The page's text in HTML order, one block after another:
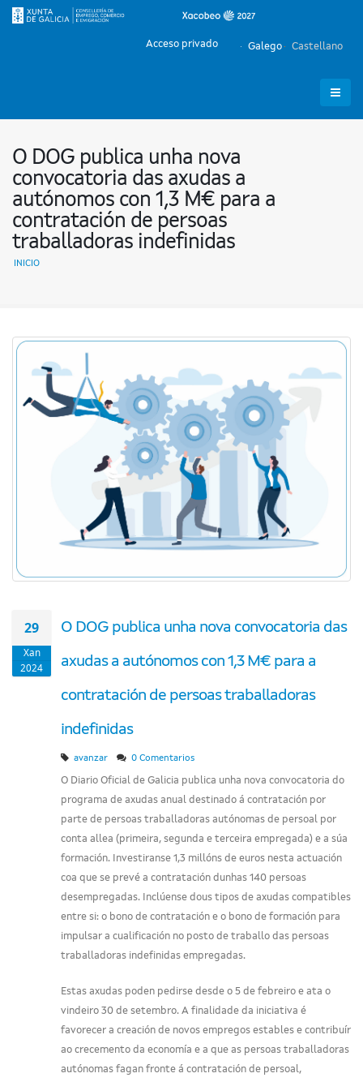
Galego Castellano
Acceso privado
O DOG publica unha nova
convocatoria das axudas a
autónomos con 1,3 M€ para a
contratación de persoas
traballadoras indefinidas
INICIO
29
Xan
2024
O DOG publica unha nova convocatoria das
axudas a autónomos con 1,3 M€ para a
contratación de persoas traballadoras
indefinidas
avanzar 0 Comentarios
O Diario Oficial de Galicia publica unha nova convocatoria do
programa de axudas anual destinado á contratación por
parte de persoas traballadoras autónomas de persoal por
conta allea (primeira, segunda e terceira empregada) e a súa
formación. Investiranse 1,3 millóns de euros nesta actuación
coa que se prevé a contratación dunhas 140 persoas
desempregadas. Inclúense dous tipos de axudas compatibles
entre si: o bono de contratación e o bono de formación para
impulsar a cualificación no posto de traballo das persoas
traballadoras indefinidas empregadas.
Estas axudas poden pedirse desde o 5 de febreiro e ata o
vindeiro 30 de setembro. A finalidade da iniciativa é
favorecer a creación de novos empregos estables e contribuír
ao crecemento da economía e a que as persoas traballadoras
autónomas fagan fronte á contratación de persoal,